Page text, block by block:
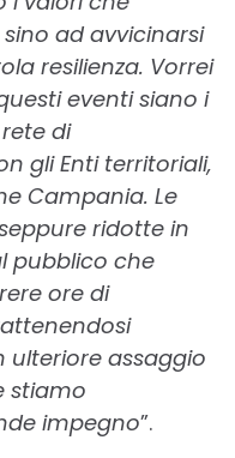
ad avvicinarsi
resilienza. Vorrei
eventi siano i
di
gli Enti territoriali,
Campania. Le
ridotte in
pubblico che
ore di
ulteriore assaggio
stiamo
impegno”.